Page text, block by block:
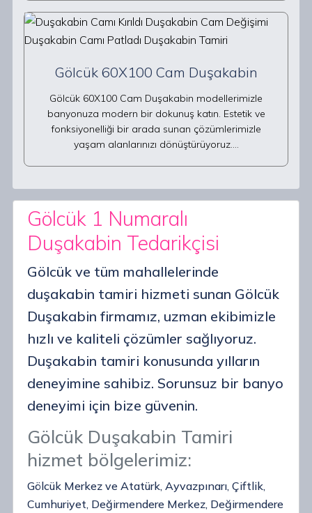
Gölcük 60X100 Cam Duşakabin
Gölcük 60X100 Cam Duşakabin modellerimizle
banyonuza modern bir dokunuş katın. Estetik ve
fonksiyonelliği bir arada sunan çözümlerimizle
yaşam alanlarınızı dönüştürüyoruz.…
Gölcük 1 Numaralı
Duşakabin Tedarikçisi
Gölcük ve tüm mahallelerinde
duşakabin tamiri hizmeti sunan Gölcük
Duşakabin firmamız, uzman ekibimizle
hızlı ve kaliteli çözümler sağlıyoruz.
Duşakabin tamiri konusunda yılların
deneyimine sahibiz. Sorunsuz bir banyo
deneyimi için bize güvenin.
Gölcük Duşakabin Tamiri
hizmet bölgelerimiz:
Gölcük Merkez ve Atatürk, Ayvazpınarı, Çiftlik,
Cumhuriyet, Değirmendere Merkez, Değirmendere